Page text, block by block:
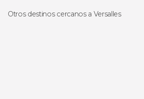
Otros destinos cercanos a Versalles